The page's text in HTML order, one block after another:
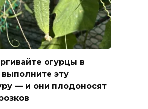
огурцы в
выполните эту
— и они плодоносят